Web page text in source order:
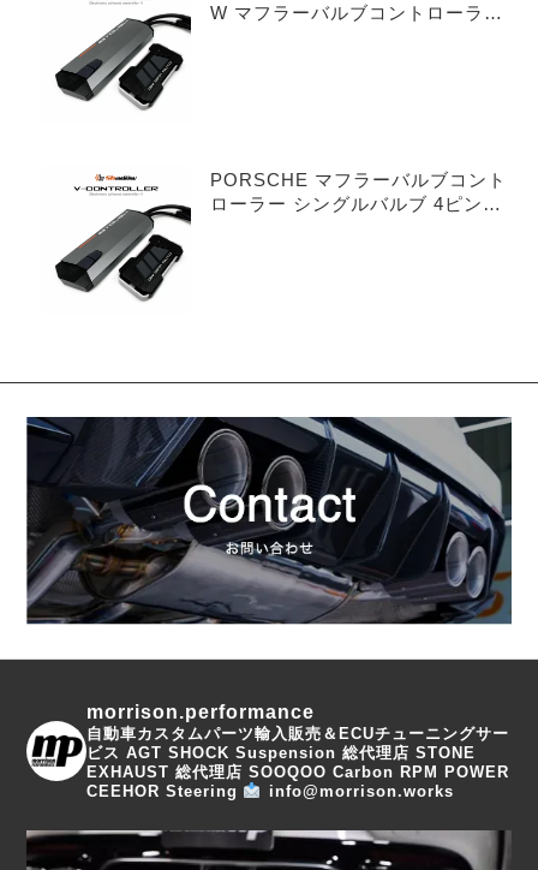
W マフラーバルブコントローラー
PORSCHE マフラーバルブコント
ローラー シングルバルブ 4ピンタ
morrison.performance
自動車カスタムパーツ輸入販売＆ECUチューニングサー
ビス AGT SHOCK Suspension 総代理店 STONE
EXHAUST 総代理店 SOOQOO Carbon RPM POWER
CEEHOR Steering
info@morrison.works